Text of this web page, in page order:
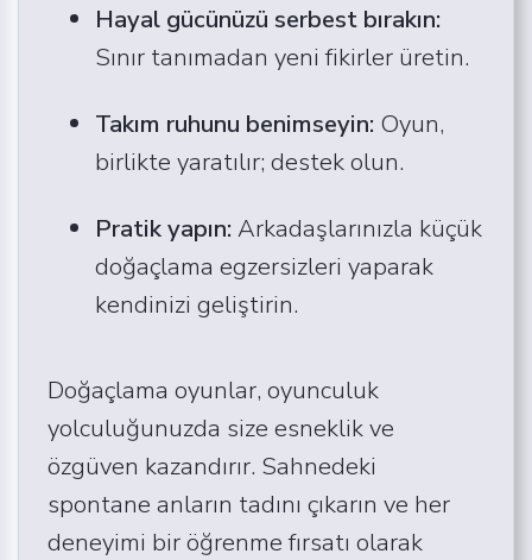
Hayal gücünüzü serbest bırakın:
Sınır tanımadan yeni fikirler üretin.
Takım ruhunu benimseyin: Oyun,
birlikte yaratılır; destek olun.
Pratik yapın: Arkadaşlarınızla küçük
doğaçlama egzersizleri yaparak
kendinizi geliştirin.
Doğaçlama oyunlar, oyunculuk
yolculuğunuzda size esneklik ve
özgüven kazandırır. Sahnedeki
spontane anların tadını çıkarın ve her
deneyimi bir öğrenme fırsatı olarak